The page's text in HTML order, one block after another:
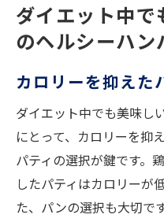
ダイエット中
のヘルシーハン
カロリーを抑えた
ダイエット中でも美味し
にとって、カロリーを抑
パティの選択が鍵です。
したパティはカロリーが
た、パンの選択も大切で